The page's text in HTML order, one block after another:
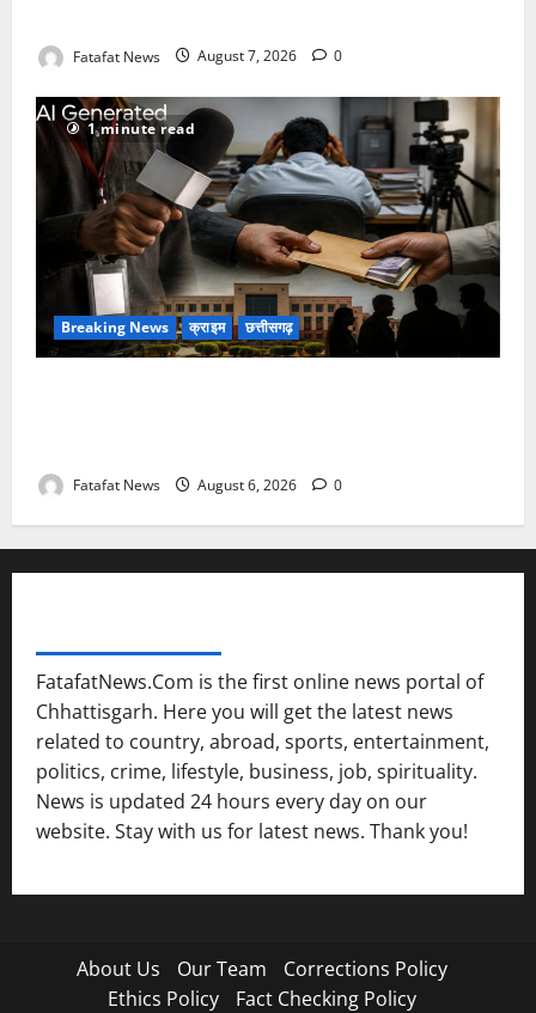
Fatafat News August 7, 2026 0
1 minute read
Breaking News क्राइम छत्तीसगढ़
Fatafat News August 6, 2026 0
FatafatNews.Com is the first online news portal of
Chhattisgarh. Here you will get the latest news
related to country, abroad, sports, entertainment,
politics, crime, lifestyle, business, job, spirituality.
News is updated 24 hours every day on our
website. Stay with us for latest news. Thank you!
About Us Our Team
Corrections Policy
Ethics Policy
Fact Checking Policy